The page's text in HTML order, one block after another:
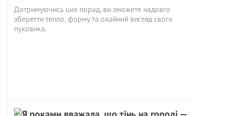
Дотримуючись цих порад, ви зможете надовго
зберегти тепло, форму та охайний вигляд свого
пуховика.